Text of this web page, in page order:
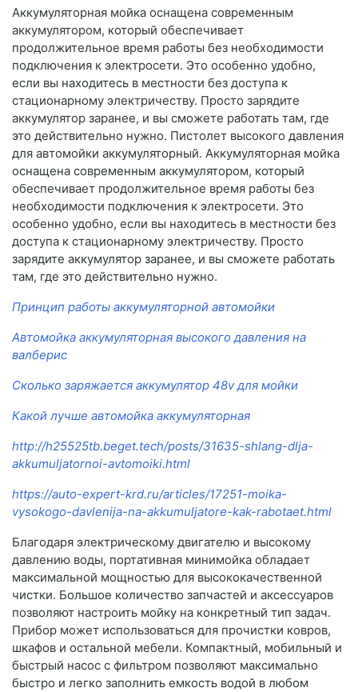
Аккумуляторная мойка оснащена современным
аккумулятором, который обеспечивает
продолжительное время работы без необходимости
подключения к электросети. Это особенно удобно,
если вы находитесь в местности без доступа к
стационарному электричеству. Просто зарядите
аккумулятор заранее, и вы сможете работать там, где
это действительно нужно. Пистолет высокого давления
для автомойки аккумуляторный. Аккумуляторная мойка
оснащена современным аккумулятором, который
обеспечивает продолжительное время работы без
необходимости подключения к электросети. Это
особенно удобно, если вы находитесь в местности без
доступа к стационарному электричеству. Просто
зарядите аккумулятор заранее, и вы сможете работать
там, где это действительно нужно.
Принцип работы аккумуляторной автомойки
Автомойка аккумуляторная высокого давления на
валберис
Сколько заряжается аккумулятор 48v для мойки
Какой лучше автомойка аккумуляторная
http://h25525tb.beget.tech/posts/31635-shlang-dlja-
akkumuljatornoi-avtomoiki.html
https://auto-expert-krd.ru/articles/17251-moika-
vysokogo-davlenija-na-akkumuljatore-kak-rabotaet.html
Благодаря электрическому двигателю и высокому
давлению воды, портативная минимойка обладает
максимальной мощностью для высококачественной
чистки. Большое количество запчастей и аксессуаров
позволяют настроить мойку на конкретный тип задач.
Прибор может использоваться для прочистки ковров,
шкафов и остальной мебели. Компактный, мобильный и
быстрый насос с фильтром позволяют максимально
быстро и легко заполнить емкость водой в любом